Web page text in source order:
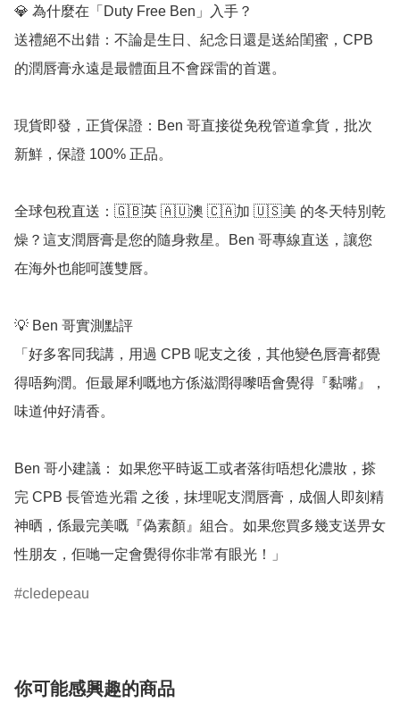
💎 為什麼在「Duty Free Ben」入手？
送禮絕不出錯：不論是生日、紀念日還是送給閨蜜，CPB
的潤唇膏永遠是最體面且不會踩雷的首選。
現貨即發，正貨保證：Ben 哥直接從免稅管道拿貨，批次
新鮮，保證 100% 正品。
全球包稅直送：🇬🇧英 🇦🇺澳 🇨🇦加 🇺🇸美 的冬天特別乾
燥？這支潤唇膏是您的隨身救星。Ben 哥專線直送，讓您
在海外也能呵護雙唇。
💡 Ben 哥實測點評
「好多客同我講，用過 CPB 呢支之後，其他變色唇膏都覺
得唔夠潤。佢最犀利嘅地方係滋潤得嚟唔會覺得『黏嘴』，
味道仲好清香。
Ben 哥小建議： 如果您平時返工或者落街唔想化濃妝，搽
完 CPB 長管造光霜 之後，抹埋呢支潤唇膏，成個人即刻精
神晒，係最完美嘅『偽素顏』組合。如果您買多幾支送畀女
性朋友，佢哋一定會覺得你非常有眼光！」
cledepeau
你可能感興趣的商品